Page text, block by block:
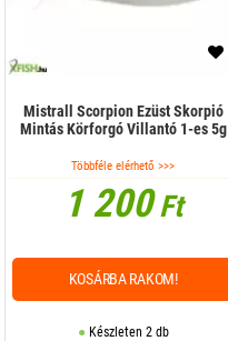
Mistrall Scorpion Ezüst Skorpió
Mintás Körforgó Villantó 1-es 5g
Többféle elérhető >>>
1 200Ft
Készleten 2 db
KOSÁRBA RAKOM!